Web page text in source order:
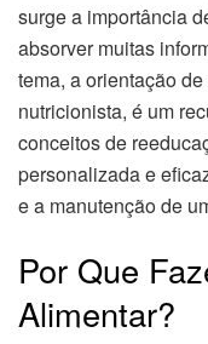
surge a importância
absorver muitas
tema, a orientação
nutricionista, é um
conceitos de
personalizada e
e a manutenção de
Por Que
Alimentar?